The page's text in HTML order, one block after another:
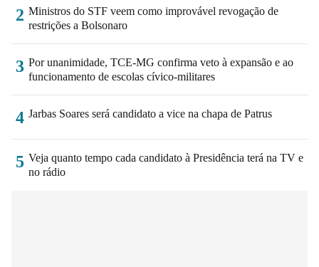
2 Ministros do STF veem como improvável revogação de
restrições a Bolsonaro
3 Por unanimidade, TCE-MG confirma veto à expansão e ao
funcionamento de escolas cívico-militares
4 Jarbas Soares será candidato a vice na chapa de Patrus
5 Veja quanto tempo cada candidato à Presidência terá na TV e
no rádio